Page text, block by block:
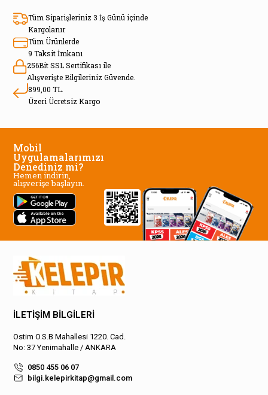
Tüm Siparişleriniz 3 İş Günü içinde
Kargolanır
Tüm Ürünlerde
9 Taksit İmkanı
256Bit SSL Sertifikası ile
Alışverişte Bilgileriniz Güvende.
899,00 TL.
Üzeri Ücretsiz Kargo
Mobil
Uygulamalarımızı
Denediniz mi?
Hemen indirin,
alışverişe başlayın.
İLETİŞİM BİLGİLERİ
Ostim O.S.B Mahallesi 1220. Cad.
No: 37 Yenimahalle / ANKARA
0850 455 06 07
bilgi.kelepirkitap@gmail.com